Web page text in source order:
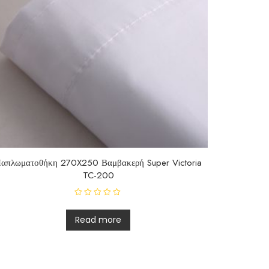
270X250 Βαμβακερή Super Victoria
TC-200
a
t
e
d
Read more